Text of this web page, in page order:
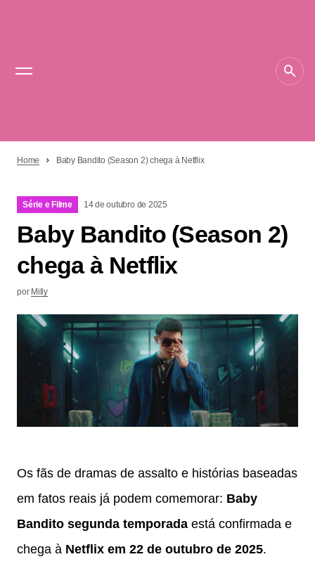
Home Baby Bandito (Season 2) chega à Netflix
Série e Filme 14 de outubro de 2025
Baby Bandito (Season 2)
chega à Netflix
por Milly
Os fãs de dramas de assalto e histórias baseadas
em fatos reais já podem comemorar: Baby
Bandito segunda temporada está confirmada e
chega à Netflix em 22 de outubro de 2025.